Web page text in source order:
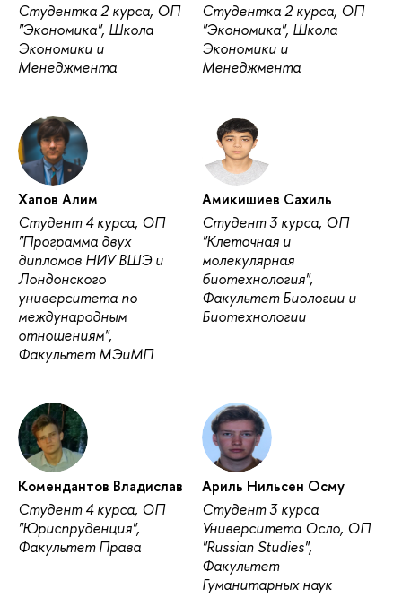
Студентка 2 курса, ОП
"Экономика", Школа
Экономики и
Менеджмента
Студентка 2 курса, ОП
"Экономика", Школа
Экономики и
Менеджмента
Хапов Алим
Студент 4 курса, ОП
"Программа двух
дипломов НИУ ВШЭ и
Лондонского
университета по
международным
отношениям",
Факультет МЭиМП
Амикишиев Сахиль
Студент 3 курса, ОП
"Клеточная и
молекулярная
биотехнология",
Факультет Биологии и
Биотехнологии
Комендантов Владислав
Студент 4 курса, ОП
"Юриспруденция",
Факультет Права
Ариль Нильсен Осму
Студент 3 курса
Университета Осло, ОП
"Russian Studies",
Факультет
Гуманитарных наук